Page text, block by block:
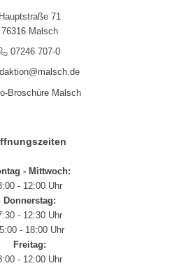
Hauptstraße 71
76316 Malsch
07246 707-0
Broschüre Malsch
- Mittwoch:
- 12:00 Uhr
Donnerstag:
- 12:30 Uhr
- 18:00 Uhr
Freitag:
- 12:00 Uhr